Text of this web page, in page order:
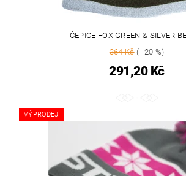
ČEPICE FOX GREEN & SILVER
364 Kč(–20 %)
291,20 Kč
VÝPRODEJ